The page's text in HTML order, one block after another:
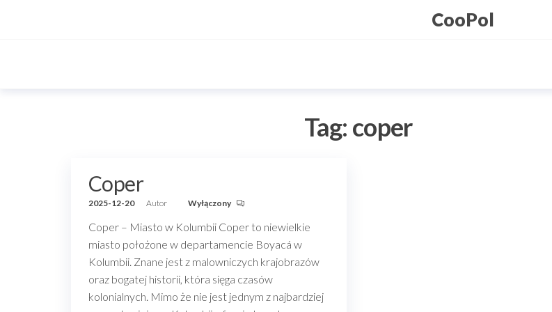
CooPol
Tag: coper
Coper
2025-12-20 Autor Wyłączony
Coper – Miasto w Kolumbii Coper to niewielkie
miasto położone w departamencie Boyacá w
Kolumbii. Znane jest z malowniczych krajobrazów
oraz bogatej historii, która sięga czasów
kolonialnych. Mimo że nie jest jednym z najbardziej